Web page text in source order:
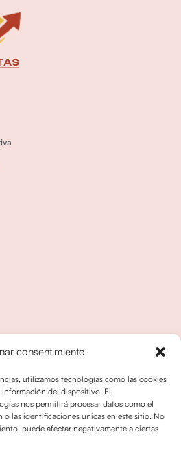
consentimiento
utilizamos tecnologías como las cookies
información del dispositivo. El
nos permitirá procesar datos como el
las identificaciones únicas en este sitio. No
puede afectar negativamente a ciertas